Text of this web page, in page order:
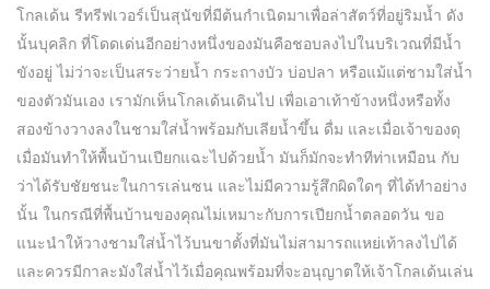
โกลเด้น รีทรีฟเวอร์เป็นสุนัขที่มีต้นกำเนิดมาเพื่อล่าสัตว์ที่อยู่ริมน้ำ ดัง
นั้นบุคลิก ที่โดดเด่นอีกอย่างหนึ่งของมันคือชอบลงไปในบริเวณที่มีน้ำ
ขังอยู่ ไม่ว่าจะเป็นสระว่ายน้ำ กระถางบัว บ่อปลา หรือแม้แต่ชามใส่น้ำ
ของตัวมันเอง เรามักเห็นโกลเด้นเดินไป เพื่อเอาเท้าข้างหนึ่งหรือทั้ง
สองข้างวางลงในชามใส่น้ำพร้อมกับเลียน้ำขึ้น ดื่ม และเมื่อเจ้าของดุ
เมื่อมันทำให้พื้นบ้านเปียกแฉะไปด้วยน้ำ มันก็มักจะทำทีท่าเหมือน กับ
ว่าได้รับชัยชนะในการเล่นซน และไม่มีความรู้สึกผิดใดๆ ที่ได้ทำอย่าง
นั้น ในกรณีที่พื้นบ้านของคุณไม่เหมาะกับการเปียกน้ำตลอดวัน ขอ
แนะนำให้วางชามใส่น้ำไว้บนขาตั้งที่มันไม่สามารถแหย่เท้าลงไปได้
และควรมีกาละมังใส่น้ำไว้เมื่อคุณพร้อมที่จะอนุญาตให้เจ้าโกลเด้นเล่น